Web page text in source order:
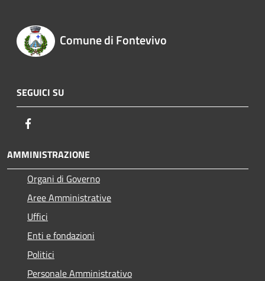
Comune di Fontevivo
SEGUICI SU
AMMINISTRAZIONE
Organi di Governo
Aree Amministrative
Uffici
Enti e fondazioni
Politici
Personale Amministrativo